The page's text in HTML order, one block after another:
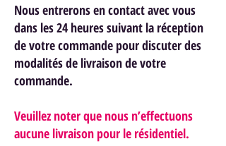
Nous entrerons en contact avec vous
dans les 24 heures suivant la réception
de votre commande pour discuter des
modalités de livraison de votre
commande.
Veuillez noter que nous n’effectuons
aucune livraison pour le résidentiel.